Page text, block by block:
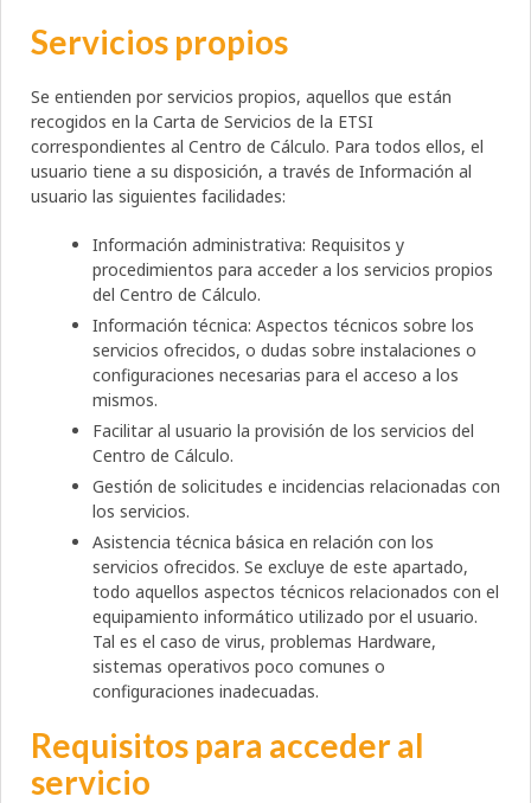
Servicios propios
Se entienden por servicios propios, aquellos que están
recogidos en la Carta de Servicios de la ETSI
correspondientes al Centro de Cálculo. Para todos ellos, el
usuario tiene a su disposición, a través de Información al
usuario las siguientes facilidades:
Información administrativa: Requisitos y
procedimientos para acceder a los servicios propios
del Centro de Cálculo.
Información técnica: Aspectos técnicos sobre los
servicios ofrecidos, o dudas sobre instalaciones o
configuraciones necesarias para el acceso a los
mismos.
Facilitar al usuario la provisión de los servicios del
Centro de Cálculo.
Gestión de solicitudes e incidencias relacionadas con
los servicios.
Asistencia técnica básica en relación con los
servicios ofrecidos. Se excluye de este apartado,
todo aquellos aspectos técnicos relacionados con el
equipamiento informático utilizado por el usuario.
Tal es el caso de virus, problemas Hardware,
sistemas operativos poco comunes o
configuraciones inadecuadas.
Requisitos para acceder al
servicio